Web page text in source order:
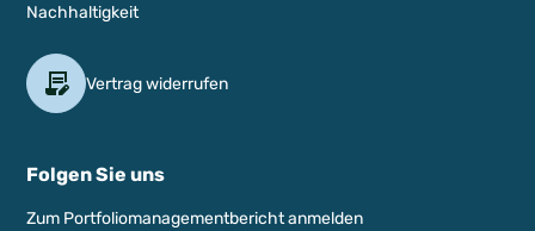
Nachhaltigkeit
Vertrag widerrufen
Folgen Sie uns
Zum Portfoliomanagementbericht anmelden